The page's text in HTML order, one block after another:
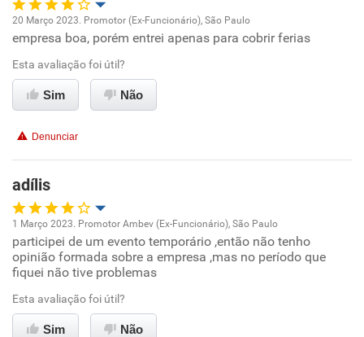
Oportunidade de promoção
Ambiente de trabalho
Benefícios
Recomenda esta empresa
Recomenda a diretoria
20 Março 2023. Promotor (Ex-Funcionário), São Paulo
empresa boa, porém entrei apenas para cobrir ferias
Esta avaliação foi útil?
Sim Não
Denunciar
adílis
Oportunidade de promoção
Ambiente de trabalho
Conciliação com a vida familiar
1 Março 2023. Promotor Ambev (Ex-Funcionário), São Paulo
participei de um evento temporário ,então não tenho
opinião formada sobre a empresa ,mas no período que
fiquei não tive problemas
Esta avaliação foi útil?
Sim Não